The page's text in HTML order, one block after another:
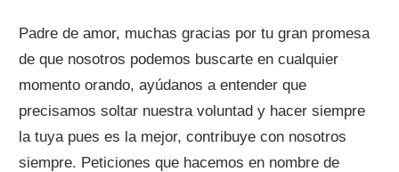
Padre de amor, muchas gracias por tu gran promesa
de que nosotros podemos buscarte en cualquier
momento orando, ayúdanos a entender que
precisamos soltar nuestra voluntad y hacer siempre
la tuya pues es la mejor, contribuye con nosotros
siempre. Peticiones que hacemos en nombre de